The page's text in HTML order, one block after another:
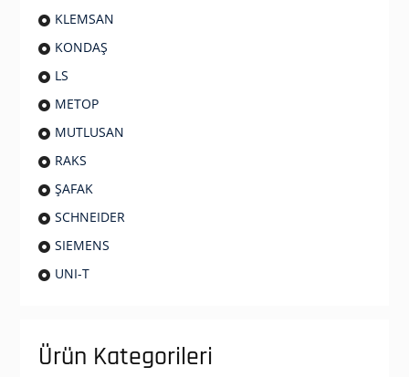
KLEMSAN
KONDAŞ
LS
METOP
MUTLUSAN
RAKS
ŞAFAK
SCHNEIDER
SIEMENS
UNI-T
Ürün Kategorileri